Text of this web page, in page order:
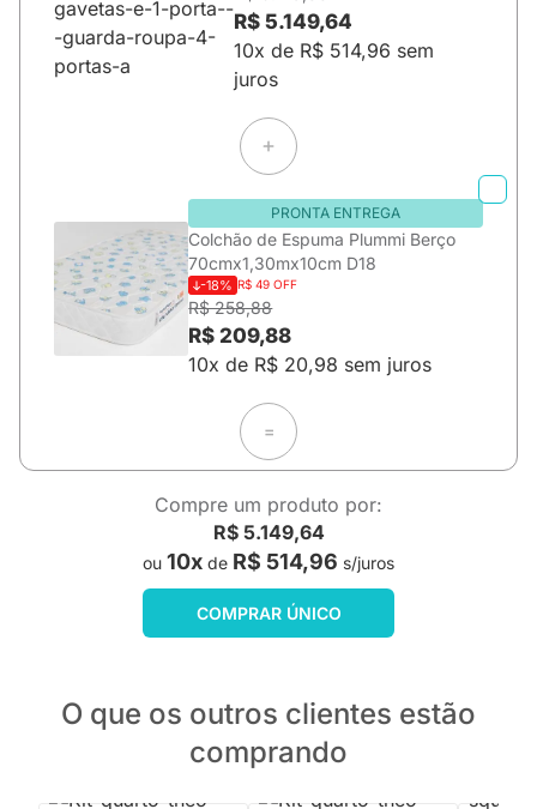
R$ 5.149,64
10x de R$ 514,96 sem
juros
PRONTA ENTREGA
Colchão de Espuma Plummi Berço
70cmx1,30mx10cm D18
-18% R$ 49 OFF
R$ 258,88
R$ 209,88
10x de R$ 20,98 sem juros
=
Compre um produto por:
R$ 5.149,64
ou 10x de R$ 514,96 s/juros
COMPRAR ÚNICO
O que os outros clientes estão
comprando